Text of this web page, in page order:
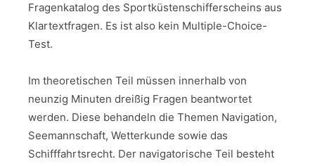
Fragenkatalog des Sportküstenschifferscheins aus
Klartextfragen. Es ist also kein Multiple-Choice-
Test.
Im theoretischen Teil müssen innerhalb von
neunzig Minuten dreißig Fragen beantwortet
werden. Diese behandeln die Themen Navigation,
Seemannschaft, Wetterkunde sowie das
Schifffahrtsrecht. Der navigatorische Teil besteht